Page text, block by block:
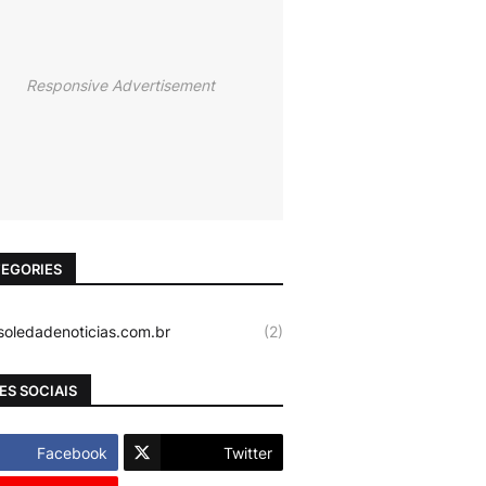
Responsive Advertisement
(2)
SOCIAIS
Facebook Twitter